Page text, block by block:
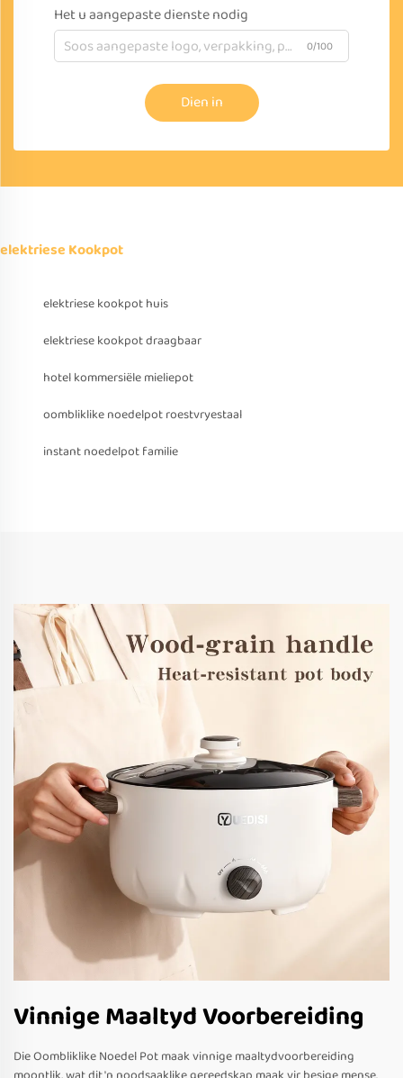
Het u aangepaste dienste nodig
0/100
Dien in
elektriese Kookpot
elektriese kookpot huis
elektriese kookpot draagbaar
hotel kommersiële mieliepot
oombliklike noedelpot roestvryestaal
instant noedelpot familie
Vinnige Maaltyd Voorbereiding
Die Oombliklike Noedel Pot maak vinnige maaltydvoorbereiding